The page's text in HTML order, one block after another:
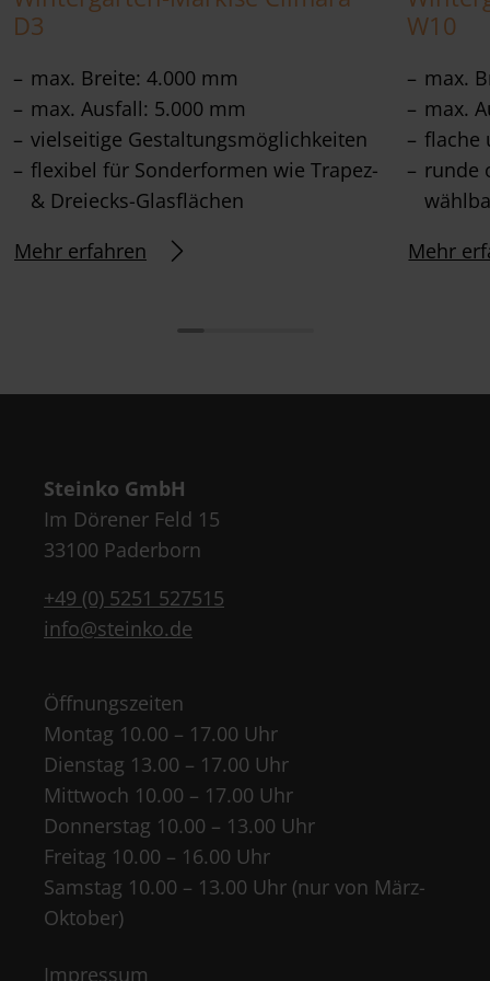
D3
max. Breite: 4.000 mm
max. Ausfall: 5.000 mm
vielseitige Gestaltungsmöglichkeiten
flexibel für Sonderformen wie Trapez-
& Dreiecks-Glasflächen
Mehr erfahren
W10
max.
max.
flache
runde
Mehr
Steinko GmbH
Im Dörener Feld 15
33100 Paderborn
+49 (0) 5251 527515
info@steinko.de
Öffnungszeiten
Montag 10.00 – 17.00 Uhr
Dienstag 13.00 – 17.00 Uhr
Mittwoch 10.00 – 17.00 Uhr
Donnerstag 10.00 – 13.00 Uhr
Freitag 10.00 – 16.00 Uhr
Samstag 10.00 – 13.00 Uhr (nur von März-
Oktober)
Impressum